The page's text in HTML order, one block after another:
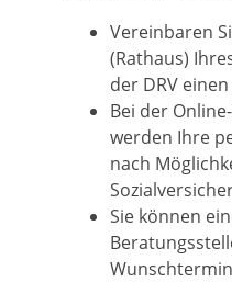
Vereinbaren
(Rathaus)
der DRV
Bei der
werden Ihre
nach
Sie können